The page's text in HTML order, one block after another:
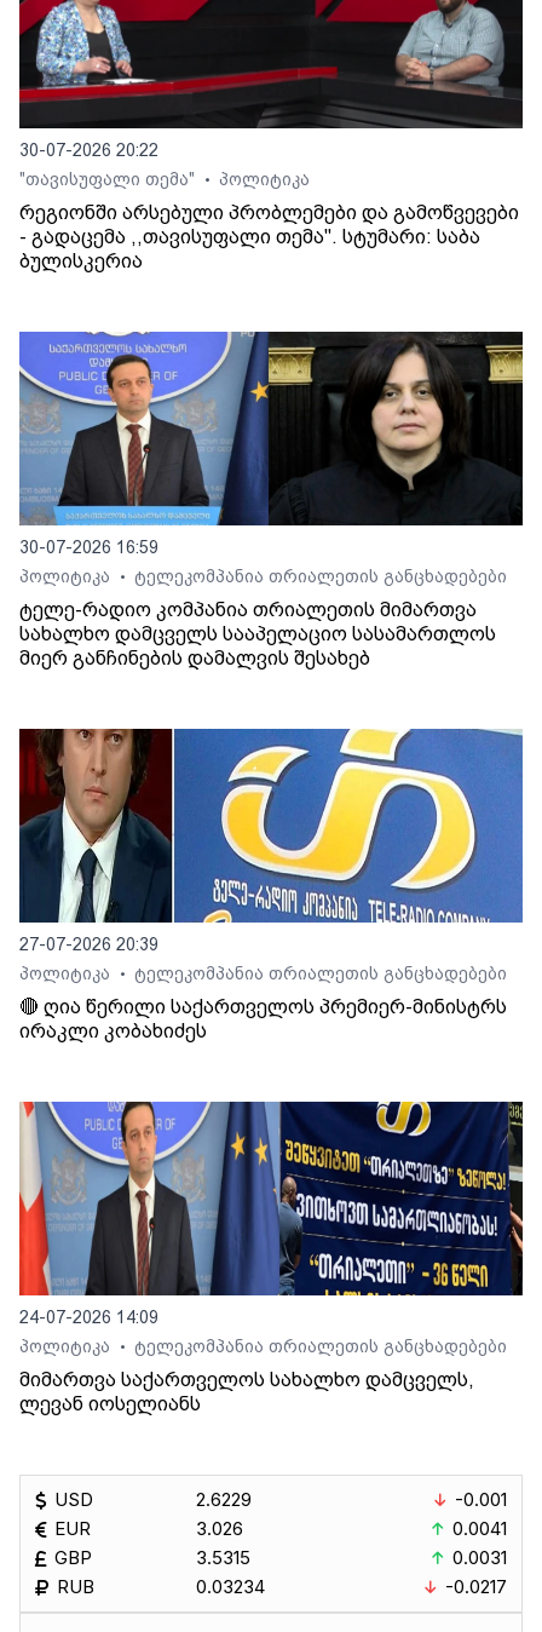
30-07-2026 20:22
"თავისუფალი თემა"
• პოლიტიკა
რეგიონში არსებული პრობლემები და გამოწვევები
- გადაცემა ,,თავისუფალი თემა". სტუმარი: საბა
ბულისკერია
30-07-2026 16:59
პოლიტიკა
• ტელეკომპანია თრიალეთის განცხადებები
ტელე-რადიო კომპანია თრიალეთის მიმართვა
სახალხო დამცველს სააპელაციო სასამართლოს
მიერ განჩინების დამალვის შესახებ
27-07-2026 20:39
პოლიტიკა
• ტელეკომპანია თრიალეთის განცხადებები
🔴 ღია წერილი საქართველოს პრემიერ-მინისტრს
ირაკლი კობახიძეს
24-07-2026 14:09
პოლიტიკა
• ტელეკომპანია თრიალეთის განცხადებები
მიმართვა საქართველოს სახალხო დამცველს,
ლევან იოსელიანს
USD
EUR
GBP
RUB
2.6229
3.026
3.5315
0.03234
-0.001
0.0041
0.0031
-0.0217